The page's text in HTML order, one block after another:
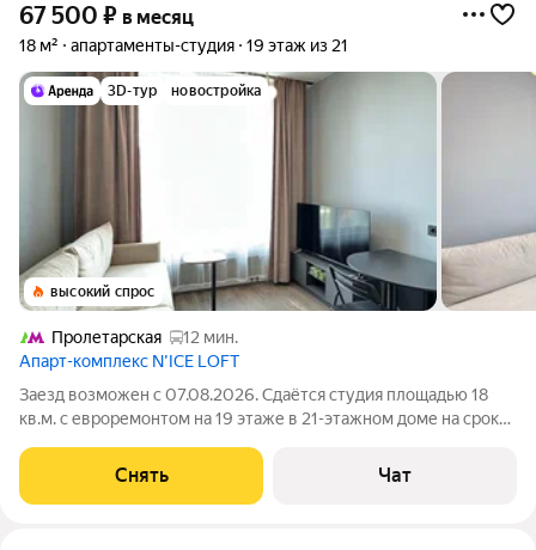
67 500 ₽ в месяц
18 м² апартаменты-студия 19 этаж из 21
3D-тур новостройка
высокий спрос
Пролетарская
12 мин.
Апарт-комплекс N’ICE LOFT
Заезд возможен с 07.08.2026. Сдаётся студия площадью 18
кв.м. с евроремонтом на 19 этаже в 21-этажном доме на срок
Стиральная машина Сушильная машина Холодильник
Посудомоечная машина
Снять Чат